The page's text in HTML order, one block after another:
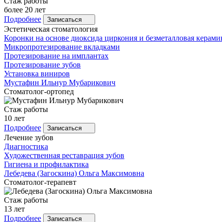
более 20 лет
Подробнее
Записаться
Эстетическая стоматология
Коронки на основе диоксида циркония и безметалловая
Микропротезирование вкладками
Протезирование на имплантах
Протезирование зубов
Установка виниров
Мустафин Ильнур Мубарикович
Стоматолог-ортопед
Стаж работы
10 лет
Подробнее
Записаться
Лечение зубов
Диагностика
Художественная реставрация зубов
Гигиена и профилактика
Лебедева (Загоскина) Ольга Максимовна
Стоматолог-терапевт
Стаж работы
13 лет
Подробнее
Записаться